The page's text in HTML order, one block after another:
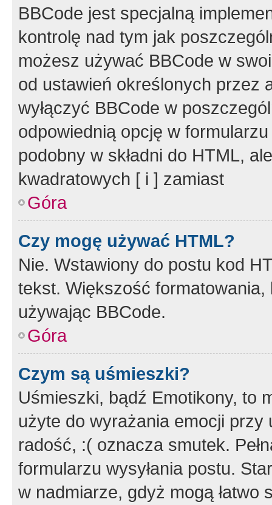
BBCode jest specjalną
kontrolę nad tym jak
możesz używać BBCode w
od ustawień określonych przez
wyłączyć BBCode w
odpowiednią opcję w
podobny w składni do HTML,
kwadratowych [ i ] zamiast
Góra
Czy mogę używać HTML?
Nie. Wstawiony do postu kod
tekst. Większość
używając BBCode.
Góra
Czym są uśmieszki?
Uśmieszki, bądź Emotikony, to
użyte do wyrażania emocji
radość, :( oznacza smutek.
formularzu wysyłania postu.
w nadmiarze, gdyż mogą